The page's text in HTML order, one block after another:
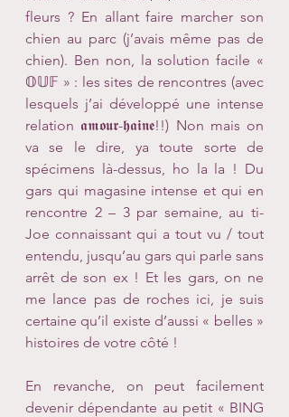
fleurs ? En allant faire marcher son
chien au parc (j’avais même pas de
chien). Ben non, la solution facile «
𝕆𝕌𝔽 » : les sites de rencontres (avec
lesquels j’ai développé une intense
relation 𝖆𝖒𝖔𝖚𝖗-𝖍𝖆𝖎𝖓𝖊!!) Non mais on
va se le dire, ya toute sorte de
spécimens là-dessus, ho la la ! Du
gars qui magasine intense et qui en
rencontre 2 – 3 par semaine, au ti-
Joe connaissant qui a tout vu / tout
entendu, jusqu’au gars qui parle sans
arrêt de son ex ! Et les gars, on ne
me lance pas de roches ici, je suis
certaine qu’il existe d’aussi « belles »
histoires de votre côté !
En revanche, on peut facilement
devenir dépendante au petit « BING